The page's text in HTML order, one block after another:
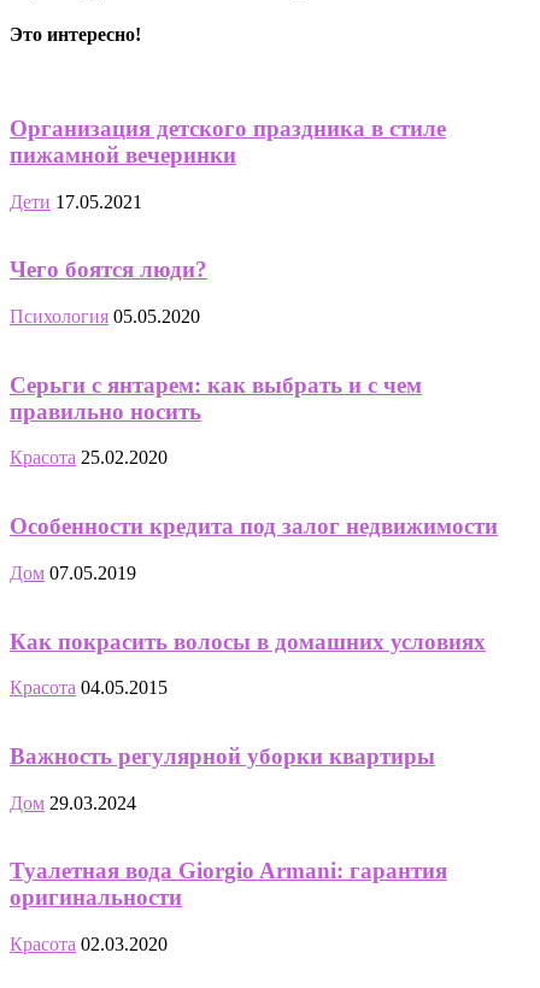
Это интересно!
Организация детского праздника в стиле
пижамной вечеринки
Дети 17.05.2021
Чего боятся люди?
Психология 05.05.2020
Серьги с янтарем: как выбрать и с чем
правильно носить
Красота 25.02.2020
Особенности кредита под залог недвижимости
Дом 07.05.2019
Как покрасить волосы в домашних условиях
Красота 04.05.2015
Важность регулярной уборки квартиры
Дом 29.03.2024
Туалетная вода Giorgio Armani: гарантия
оригинальности
Красота 02.03.2020